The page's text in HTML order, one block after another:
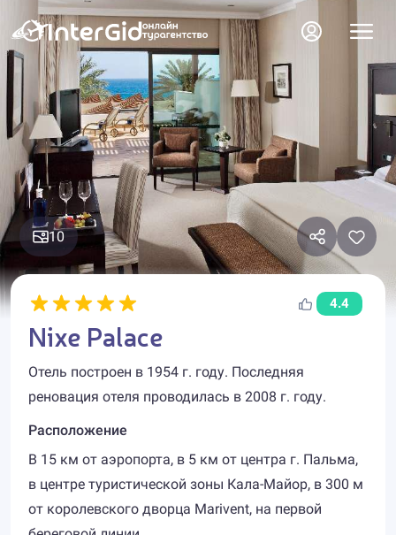
10
4.4
Nixe Palace
Отель построен в 1954 г. году. Последняя
реновация отеля проводилась в 2008 г. году.
Расположение
В 15 км от аэропорта, в 5 км от центра г. Пальма,
в центре туристической зоны Кала-Майор, в 300 м
от королевского дворца Marivent, на первой